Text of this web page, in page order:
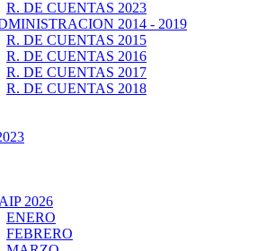
R. DE CUENTAS 2023
2014 - 2019
R. DE CUENTAS 2015
R. DE CUENTAS 2016
R. DE CUENTAS 2017
R. DE CUENTAS 2018
2026
ENERO
FEBRERO